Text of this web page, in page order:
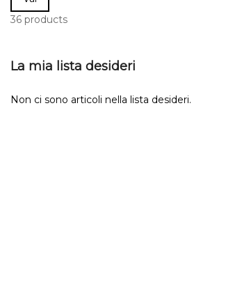
36 products
La mia lista desideri
Non ci sono articoli nella lista desideri.